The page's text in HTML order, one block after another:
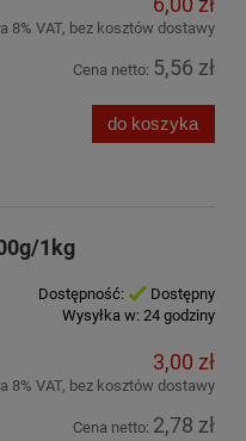
8% VAT, bez kosztów dostawy
Cena netto: 5,56 zł
do koszyka
1kg
Dostępność:
Dostępny
Wysyłka w: 24 godziny
3,00 zł
8% VAT, bez kosztów dostawy
Cena netto: 2,78 zł